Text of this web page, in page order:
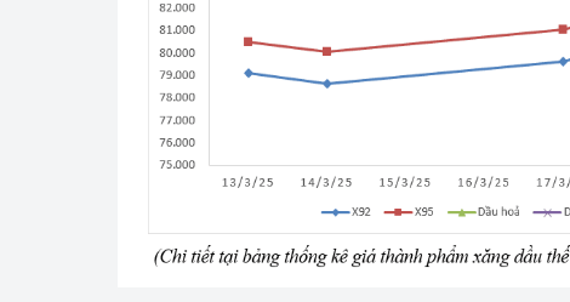
Khoa học, công nghệ
tạo
Bảo vệ nền tảng tư
Doanh nghiệp - Người